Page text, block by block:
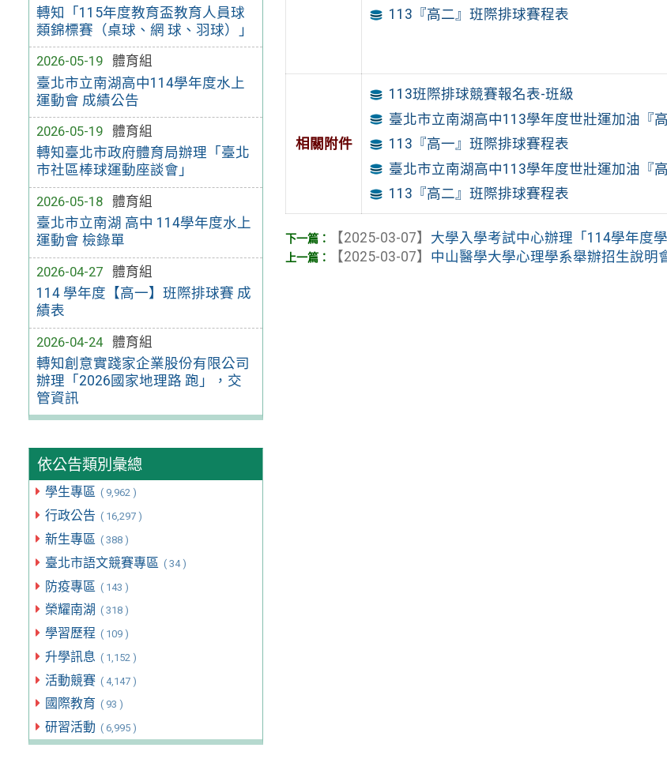
轉知「115年度教育盃教育人員球
類錦標賽（桌球、網 球、羽球）」
2026-05-19
體育組
臺北市立南湖高中114學年度水上
運動會 成績公告
2026-05-19
體育組
轉知臺北市政府體育局辦理「臺北
市社區棒球運動座談會」
2026-05-18
體育組
臺北市立南湖 高中 114學年度水上
運動會 檢錄單
2026-04-27
體育組
114 學年度【高一】班際排球賽 成
績表
2026-04-24
體育組
轉知創意實踐家企業股份有限公司
辦理「2026國家地理路 跑」，交
管資訊
依公告類別彙總
學生專區 ( 9,962 )
行政公告 ( 16,297 )
新生專區 ( 388 )
臺北市語文競賽專區 ( 34 )
防疫專區 ( 143 )
榮耀南湖 ( 318 )
學習歷程 ( 109 )
升學訊息 ( 1,152 )
活動競賽 ( 4,147 )
國際教育 ( 93 )
研習活動 ( 6,995 )
113『高二』班際排球賽程表
相關附件
113班際排球競賽報名表-班級
臺北市立南湖高中113學年度世壯運加油『
113『高一』班際排球賽程表
臺北市立南湖高中113學年度世壯運加油『
113『高二』班際排球賽程表
【2025-03-07】 大學入學考試中心辦理「114學年度
【2025-03-07】 中山醫學大學心理學系舉辦招生說明